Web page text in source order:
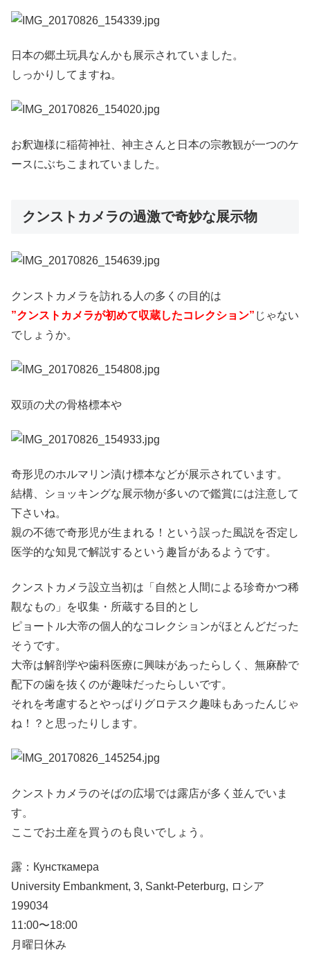
日本の郷土玩具なんかも展示されていました。
しっかりしてますね。
お釈迦様に稲荷神社、神主さんと日本の宗教観が一つのケ
ースにぶちこまれていました。
クンストカメラの過激で奇妙な展示物
クンストカメラを訪れる人の多くの目的は
”クンストカメラが初めて収蔵したコレクション” じゃない
でしょうか。
双頭の犬の骨格標本や
奇形児のホルマリン漬け標本などが展示されています。
結構、ショッキングな展示物が多いので鑑賞には注意して
下さいね。
親の不徳で奇形児が生まれる！という誤った風説を否定し
医学的な知見で解説するという趣旨があるようです。
クンストカメラ設立当初は「自然と人間による珍奇かつ稀
覯なもの」を収集・所蔵する目的とし
ピョートル大帝の個人的なコレクションがほとんどだった
そうです。
大帝は解剖学や歯科医療に興味があったらしく、無麻酔で
配下の歯を抜くのが趣味だったらしいです。
それを考慮するとやっぱりグロテスク趣味もあったんじゃ
ね！？と思ったりします。
クンストカメラのそばの広場では露店が多く並んでいま
す。
ここでお土産を買うのも良いでしょう。
露：Кунсткамера
University Embankment, 3, Sankt-Peterburg, ロシア
199034
11:00〜18:00
月曜日休み